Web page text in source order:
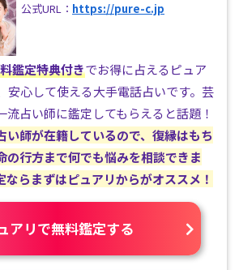
公式URL： https://pure-c.jp
鑑定特典付きでお得に占えるピュア
安心して使える大手電話占いです。芸
流占い師に鑑定してもらえると話題！
い師が在籍しているので、復縁はもち
の行方まで何でも悩みを相談できま
ならまずはピュアリからがオススメ！
アリで無料鑑定する